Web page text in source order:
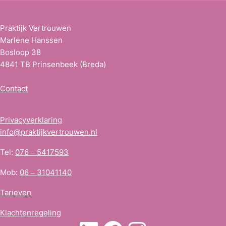
Praktijk Vertrouwen
Marlene Hanssen
Bosloop 38
4841 TB Prinsenbeek (Breda)
Contact
Privacyverklaring
info@praktijkvertrouwen.nl
Tel: 076 – 5417593
Mob: 06 – 31041140
Tarieven
Klachtenregeling